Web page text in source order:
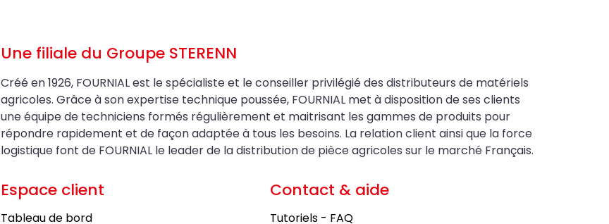
Une filiale du Groupe STERENN
Créé en 1926, FOURNIAL est le spécialiste et le conseiller privilégié des distributeurs de matériels
agricoles. Grâce à son expertise technique poussée, FOURNIAL met à disposition de ses clients
une équipe de techniciens formés régulièrement et maitrisant les gammes de produits pour
répondre rapidement et de façon adaptée à tous les besoins. La relation client ainsi que la force
logistique font de FOURNIAL le leader de la distribution de pièce agricoles sur le marché Français.
Espace client
Tableau de bord
Contact & aide
Tutoriels - FAQ